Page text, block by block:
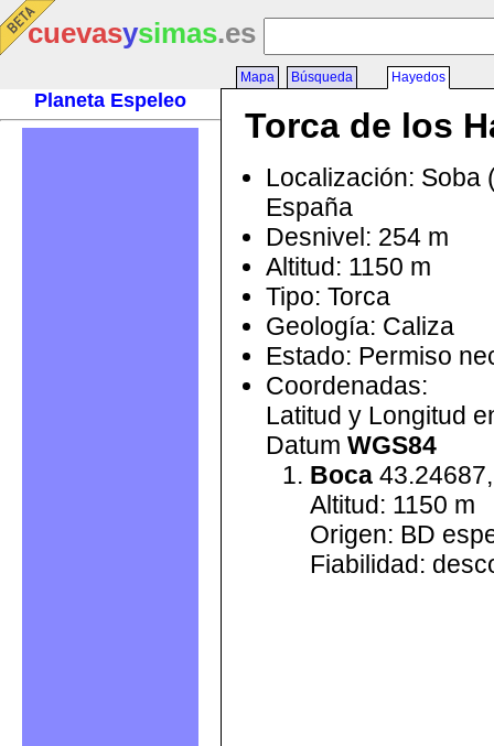
cuevasysimas.es
Planeta Espeleo
Mapa Búsqueda Hayedos
Torca de los
Localización: Soba
España
Desnivel: 254 m
Altitud: 1150 m
Tipo: Torca
Geología: Caliza
Estado: Permiso
Coordenadas:
Latitud y Longitud
Datum WGS84
Boca
Altitud: 1150 m
Origen: BD
Fiabilidad: